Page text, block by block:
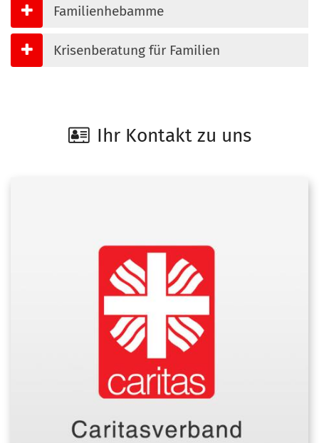
Familienhebamme
Krisenberatung für Familien
Ihr Kontakt zu uns